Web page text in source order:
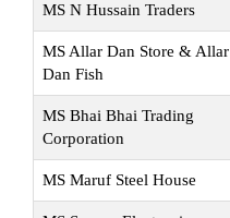
MS N Hussain Traders
MS Allar Dan Store & Allar
Dan Fish
MS Bhai Bhai Trading
Corporation
MS Maruf Steel House